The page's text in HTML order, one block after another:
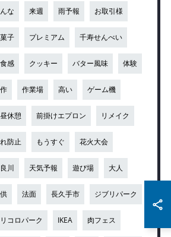
な 来週 雨予報 お取引様
子 プレミアム 千寿せんべい
感 クッキー バター風味 体験
作業場 高い ゲーム機
休憩 前掛けエプロン リメイク
防止 もうすぐ 花火大会
川 天気予報 遊び場 大人
法面 長久手市 ジブリパーク
コロパーク IKEA 肉フェス